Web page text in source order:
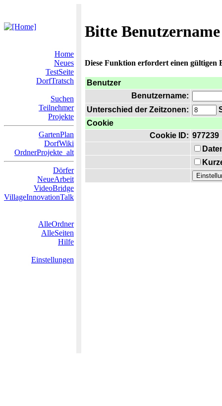
Bitte
Home
Neues
TestSeite
DorfTratsch
Suchen
Teilnehmer
Projekte
GartenPlan
DorfWiki
OrdnerProjekte_alt
Dörfer
NeueArbeit
VideoBridge
VillageInnovationTalk
AlleOrdner
AlleSeiten
Hilfe
Einstellungen
Diese Funktion erfordert einen gültigen
Benutzer
Benutzername:
Unterschied der Zeitzonen:
Cookie
Cookie ID: 977239